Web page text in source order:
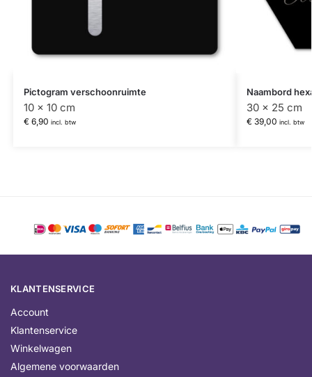
Pictogram verschoonruimte
10 x 10 cm
€6,90 incl. btw
Naambord
30 x 25 cm
€39,00 incl. btw
KLANTENSERVICE
Account
Klantenservice
Winkelwagen
Algemene voorwaarden